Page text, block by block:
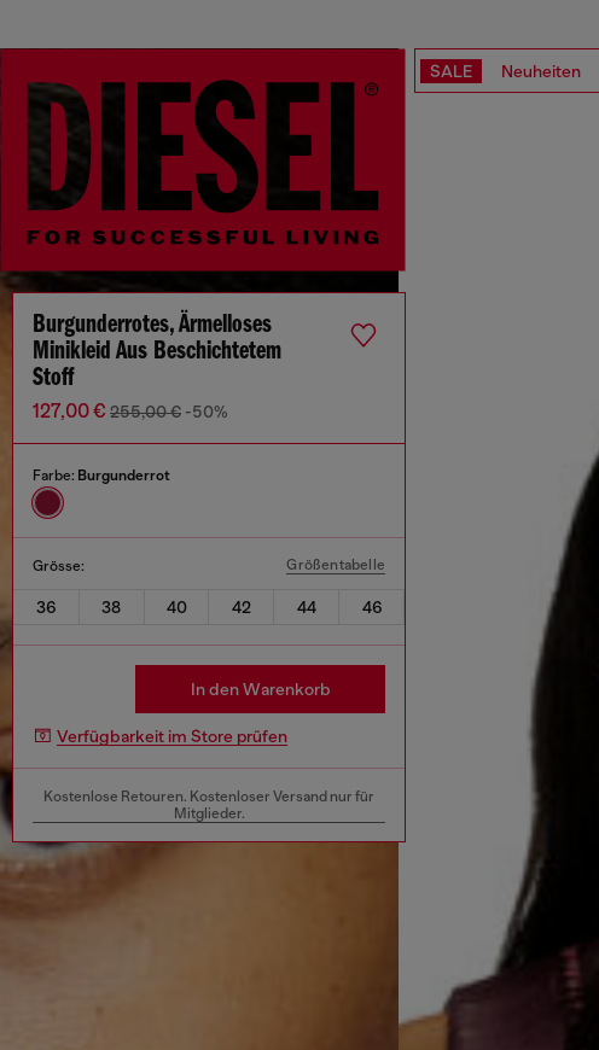
SALE Neuheiten
Burgunderrotes, Ärmelloses
Minikleid Aus Beschichtetem
Stoff
127,00 € 255,00 € -50%
Farbe: Burgunderrot
Grösse: Größentabelle
36 38 40 42 44 46
In den Warenkorb
Verfügbarkeit im Store prüfen
Kostenlose Retouren. Kostenloser Versand nur für
Mitglieder.